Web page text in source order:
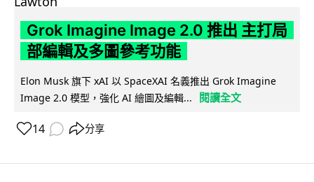
Grok Imagine Image 2.0 推出 主打局
部編輯及多圖參考功能
Elon Musk 旗下 xAI 以 SpaceXAI 名義推出 Grok Imagine
Image 2.0 模型，強化 AI 繪圖及編輯...
閱讀全文
14 分享